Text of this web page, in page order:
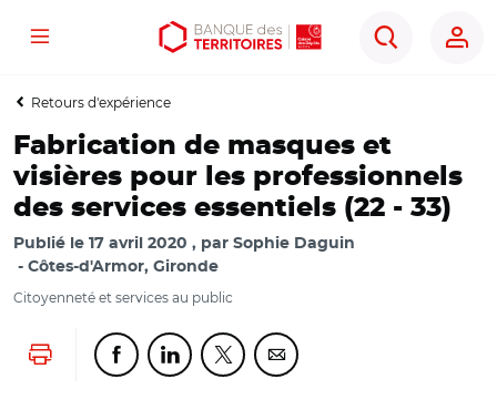
Aller
contenu
Aller
menu
Ouvrir
outils
Menu
Rechercher
Retours d'expérience
Fabrication de masques et
visières pour les professionnels
des services essentiels (22 - 33)
Publié le 17 avril 2020 par Sophie Daguin
Côtes-d'Armor, Gironde
Citoyenneté et services au public
Lancer l'impressionPartager cette page sur Facebook
Partager cette page sur Linkedin
Partager cette page sur Twitter
Partager cette page sur